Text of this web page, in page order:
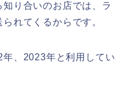
り合いのお店では、ラ
れてくるからです。
、2023年と利用してい